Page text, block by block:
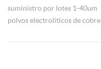
pureza ajustables de 1-20um
suministro por lotes 1-40um
polvos electrolíticos de cobre
ajustables. & nbsp;